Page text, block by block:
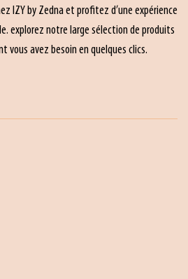
IZY by Zedna et profitez d’une expérience
explorez notre large sélection de produits
vous avez besoin en quelques clics.